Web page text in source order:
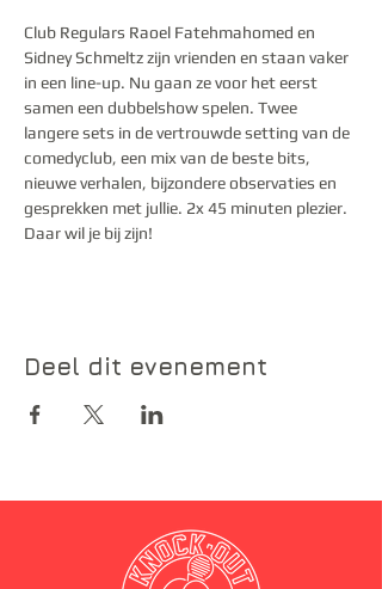
Club Regulars Raoel Fatehmahomed en
Sidney Schmeltz zijn vrienden en staan vaker
in een line-up. Nu gaan ze voor het eerst
samen een dubbelshow spelen. Twee
langere sets in de vertrouwde setting van de
comedyclub, een mix van de beste bits,
nieuwe verhalen, bijzondere observaties en
gesprekken met jullie. 2x 45 minuten plezier.
Daar wil je bij zijn!
Deel dit evenement